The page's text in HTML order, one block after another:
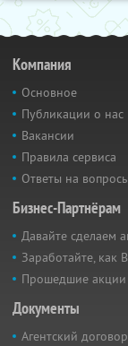
Компания
Основное
Публикации о нас
Вакансии
Правила сервиса
Ответы на вопросы
Бизнес-Партнёрам
Давайте сделаем
Заработайте, как
Прошедшие акции
Документы
Агентский договор